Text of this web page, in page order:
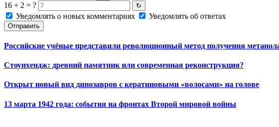
16 + 2 = ? ↻
Уведомлять о новых комментариях Уведомлять об ответах
Отправить
Российские учёные представили революционный метод получения
Стоунхендж: древний памятник или современная реконструкция?
Открыт новый вид динозавров с кератиновыми «волосами» на голове
13 марта 1942 года: события на фронтах Второй мировой войны